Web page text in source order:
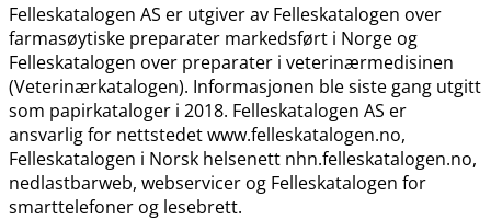
Felleskatalogen AS er utgiver av Felleskatalogen over
farmasøytiske preparater markedsført i Norge og
Felleskatalogen over preparater i veterinærmedisinen
(Veterinærkatalogen). Informasjonen ble siste gang utgitt
som papirkataloger i 2018. Felleskatalogen AS er
ansvarlig for nettstedet www.felleskatalogen.no,
Felleskatalogen i Norsk helsenett nhn.felleskatalogen.no,
nedlastbarweb, webservicer og Felleskatalogen for
smarttelefoner og lesebrett.